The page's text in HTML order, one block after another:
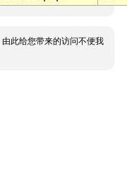
此给您带来的访问不便我